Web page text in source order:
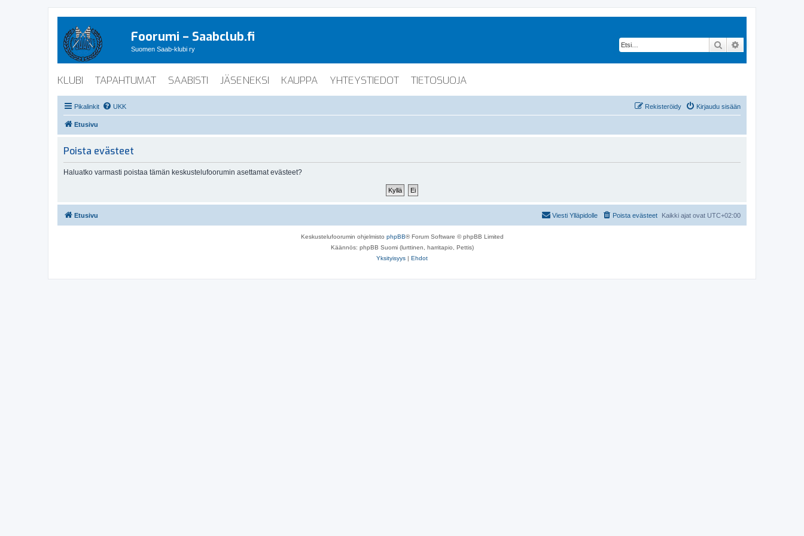
Foorumi – Saabclub.fi
Suomen Saab-klubi ry Etsi
KLUBI TAPAHTUMAT SAABISTI JÄSENEKSI KAUPPA YHTEYSTIEDOT TIETOSUOJA
Pikalinkit UKK Kirjaudu sisään
Rekisteröidy
Etusivu
Poista evästeet
Haluatko varmasti poistaa tämän keskustelufoorumin asettamat evästeet?
Etusivu Kaikki ajat ovat UTC+02:00
Poista evästeet
Viesti Ylläpidolle
Keskustelufoorumin ohjelmisto phpBB® Forum Software © phpBB Limited
Käännös: phpBB Suomi (lurttinen, harritapio, Pettis)
Yksityisyys | Ehdot